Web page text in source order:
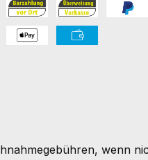
Zone 1 (non-EU)
Zone 2
Bezahlung in der Filiale
Vorkasse
wenn